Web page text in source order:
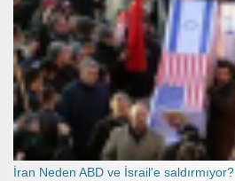
İran Neden ABD ve İsrail'e saldırmıyor?